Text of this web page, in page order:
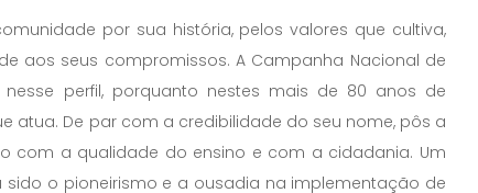
por sua história, pelos valores que cultiva,
aos seus compromissos. A Campanha Nacional de
nesse perfil, porquanto nestes mais de 80 anos de
atua. De par com a credibilidade do seu nome, pôs a
com a qualidade do ensino e com a cidadania. Um
o pioneirismo e a ousadia na implementação de